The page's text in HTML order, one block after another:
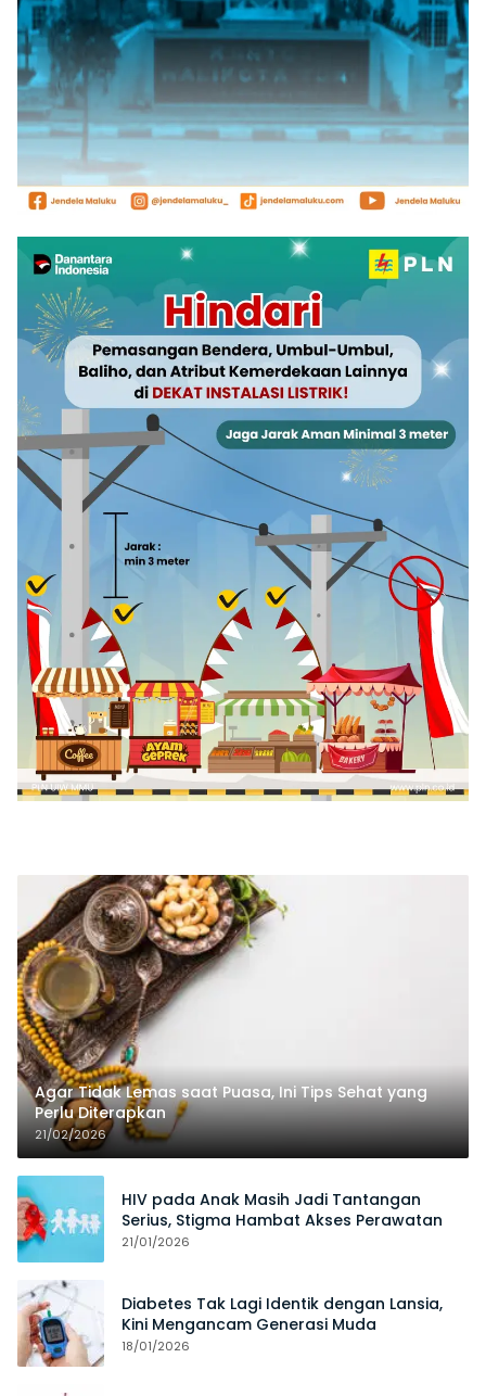
Agar Tidak Lemas saat Puasa, Ini Tips Sehat yang
Perlu Diterapkan
21/02/2026
HIV pada Anak Masih Jadi Tantangan
Serius, Stigma Hambat Akses Perawatan
21/01/2026
Diabetes Tak Lagi Identik dengan Lansia,
Kini Mengancam Generasi Muda
18/01/2026